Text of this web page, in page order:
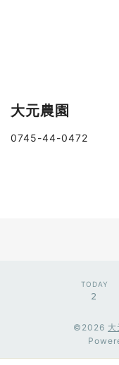
大元農園
0745-44-0472
TODAY
2
©2026 大